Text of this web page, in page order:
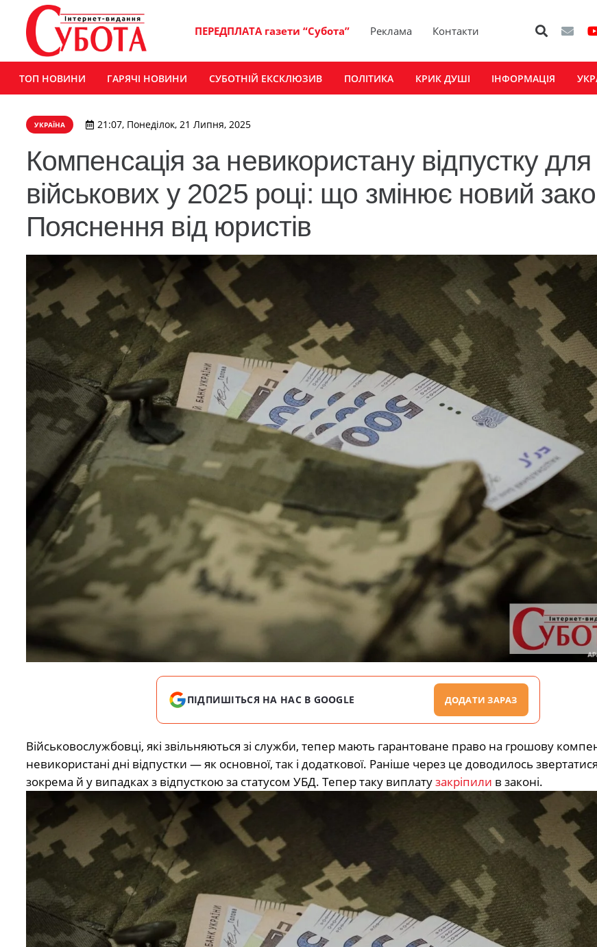
ПЕРЕДПЛАТА газети “Субота” Реклама Контакти
ТОП НОВИНИ ГАРЯЧІ НОВИНИ СУБОТНІЙ ЕКСКЛЮЗИВ ПОЛІТИКА КРИК ДУШІ ІНФОРМАЦІЯ
УКРАЇНА 21:07, Понеділок, 21 Липня, 2025
Компенсація за невикористану відпустку для
військових у 2025 році: що змінює новий
Пояснення від юристів
ПІДПИШІТЬСЯ НА НАС В GOOGLE ДОДАТИ ЗАРАЗ
Військовослужбовці, які звільняються зі служби, тепер мають гарантоване право на грошову
невикористані дні відпустки — як основної, так і додаткової. Раніше через це доводилось
зокрема й у випадках з відпусткою за статусом УБД. Тепер таку виплатузакріпили в законі.